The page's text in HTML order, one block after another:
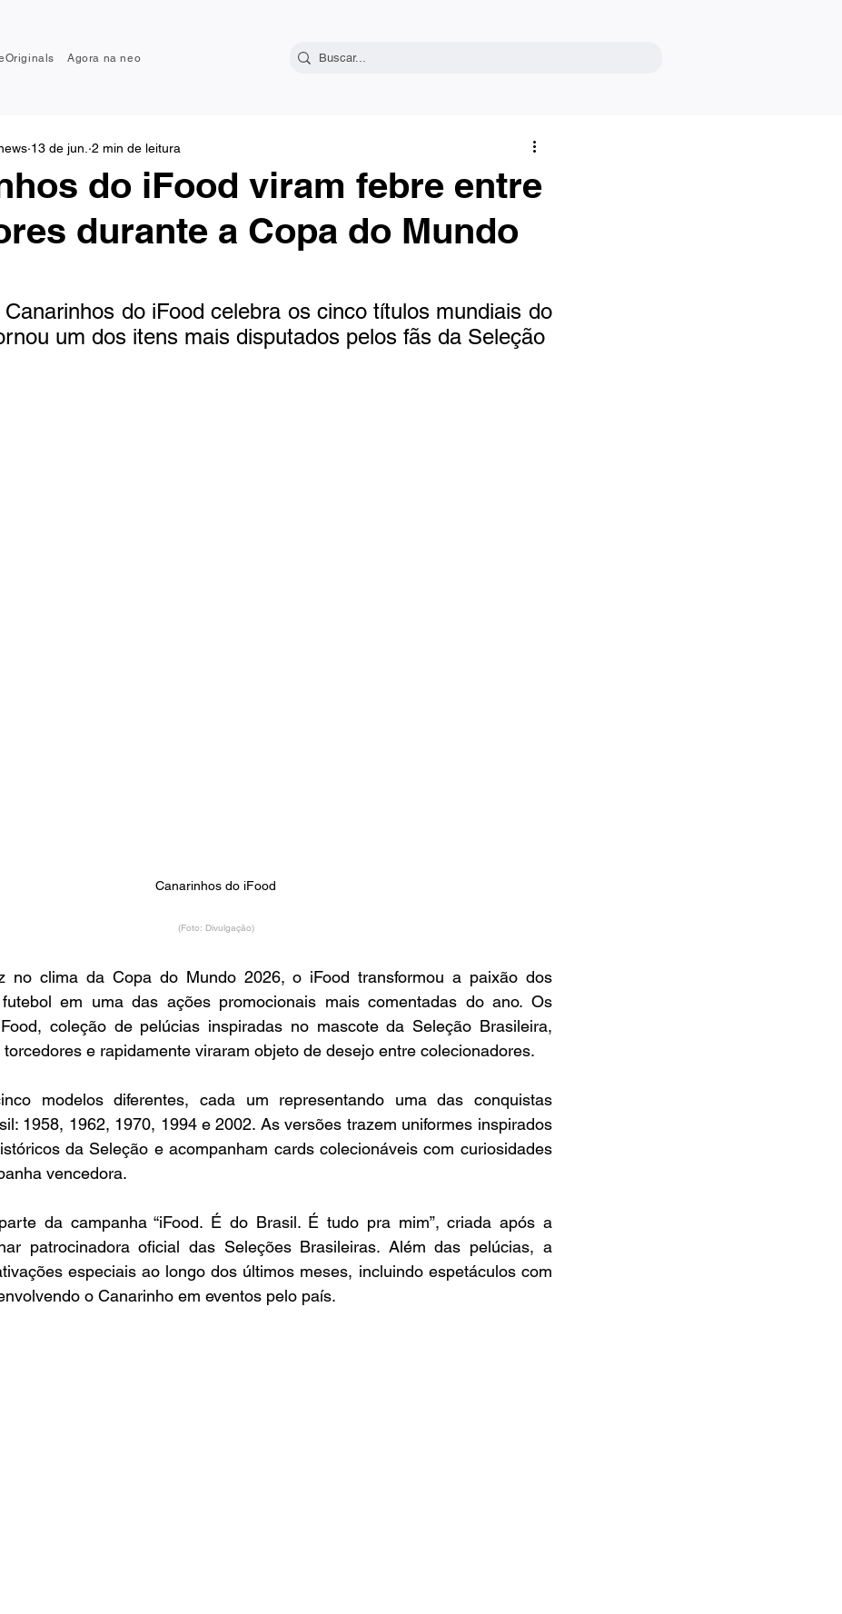
Agora na neo
do iFood viram febre entre
durante a Copa do Mundo
13 de jun. 2 min de leitura
do iFood celebra os cinco títulos mundiais do
um dos itens mais disputados pelos fãs da Seleção
Canarinhos do iFood
(Foto: Divulgação)
no clima da Copa do Mundo 2026, o iFood transformou a paixão dos
em uma das ações promocionais mais comentadas do ano. Os
coleção de pelúcias inspiradas no mascote da Seleção Brasileira,
e rapidamente viraram objeto de desejo entre colecionadores.
modelos diferentes, cada um representando uma das conquistas
1958, 1962, 1970, 1994 e 2002. As versões trazem uniformes inspirados
da Seleção e acompanham cards colecionáveis com curiosidades
vencedora.
da campanha “iFood. É do Brasil. É tudo pra mim”, criada após a
patrocinadora oficial das Seleções Brasileiras. Além das pelúcias, a
especiais ao longo dos últimos meses, incluindo espetáculos com
o Canarinho em eventos pelo país.